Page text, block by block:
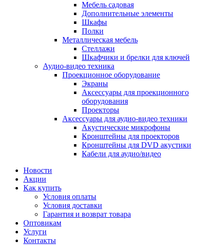
Мебель садовая
Дополнительные элементы
Шкафы
Полки
Металлическая мебель
Стеллажи
Шкафчики и брелки для ключей
Аудио-видео техника
Проекционное оборудование
Экраны
Аксессуары для проекционного
оборудования
Проекторы
Аксессуары для аудио-видео техники
Акустические микрофоны
Кронштейны для проекторов
Кронштейны для DVD акустики
Кабели для аудио/видео
Новости
Акции
Как купить
Условия оплаты
Условия доставки
Гарантия и возврат товара
Оптовикам
Услуги
Контакты